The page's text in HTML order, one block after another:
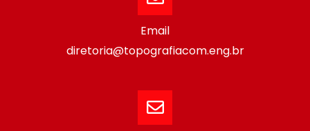
Email
diretoria@topografiacom.eng.br